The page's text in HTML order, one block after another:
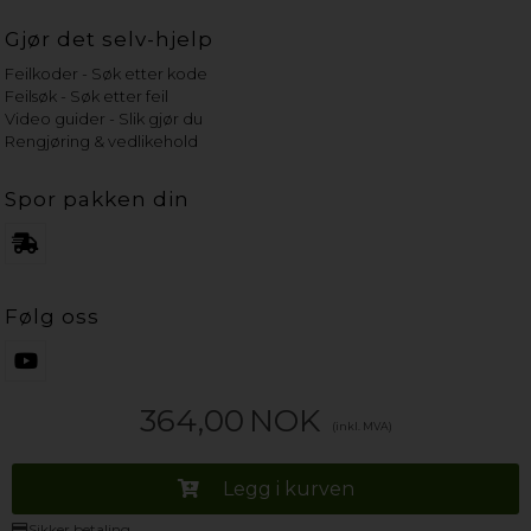
364,00 NOK (inkl. MVA)
Legg i kurven
Gjør det selv-hjelp
Feilkoder - Søk etter kode
Feilsøk - Søk etter feil
Video guider - Slik gjør du
Rengjøring & vedlikehold
Spor pakken din
Følg oss